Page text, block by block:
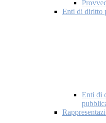
Enti di diritto
Enti di